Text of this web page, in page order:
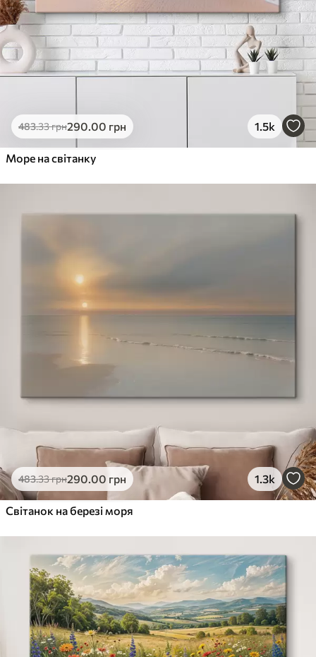
483.33грн290.00 грн 1.5k
Море на світанку
483.33грн290.00 грн 1.3k
Світанок на березі моря